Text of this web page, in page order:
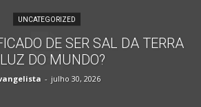
UNCATEGORIZED
DE SER SAL DA TERRA
DO MUNDO?
- julho 30, 2026